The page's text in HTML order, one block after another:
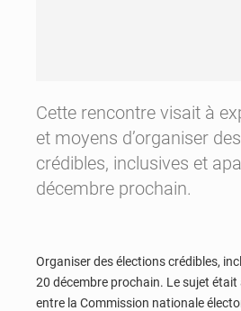
Cette rencontre visait à
et moyens d’organiser
crédibles, inclusives et
décembre prochain.
Organiser des élections crédibles,
20 décembre prochain. Le sujet
entre la Commission nationale